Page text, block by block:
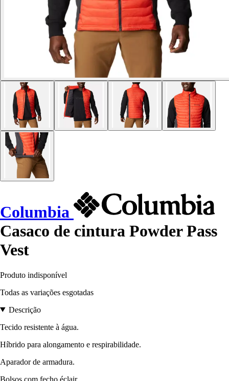
Columbia
Casaco de cintura Powder Pass
Vest
Produto indisponível
Todas as variações esgotadas
Descrição
Tecido resistente à água.
Híbrido para alongamento e respirabilidade.
Aparador de armadura.
Bolsos com fecho éclair.